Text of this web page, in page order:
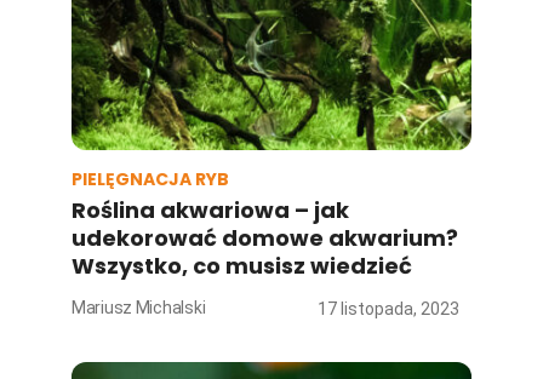
PIELĘGNACJA RYB
Roślina akwariowa – jak
udekorować domowe akwarium?
Wszystko, co musisz wiedzieć
Mariusz Michalski 17 listopada, 2023